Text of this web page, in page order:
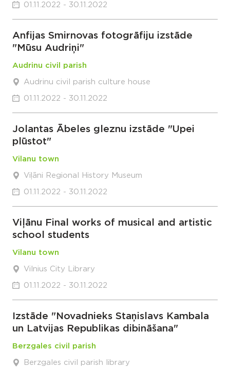
01.11.2022 - 30.11.2022
Anfijas Smirnovas fotogrāfiju izstāde
"Mūsu Audriņi"
Audrinu civil parish
Audrinu civil parish culture house
01.11.2022 - 30.11.2022
Jolantas Ābeles gleznu izstāde "Upei
plūstot"
Vilanu town
Viļāni Regional History Museum
01.11.2022 - 30.11.2022
Viļānu Final works of musical and artistic
school students
Vilanu town
Vilnius City Library
01.11.2022 - 30.11.2022
Izstāde "Novadnieks Staņislavs Kambala
un Latvijas Republikas dibināšana"
Berzgales civil parish
Berzgales civil parish library